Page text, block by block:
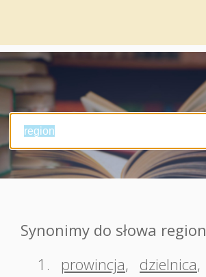
Synonimy do słowa region
1.
prowincja, dzielnica,